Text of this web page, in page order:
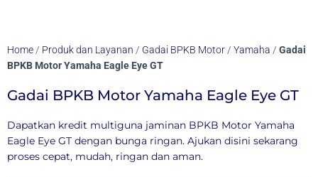
Home / Produk dan Layanan / Gadai BPKB Motor / Yamaha / Gadai
BPKB Motor Yamaha Eagle Eye GT
Gadai BPKB Motor Yamaha Eagle Eye GT
Dapatkan kredit multiguna jaminan BPKB Motor Yamaha
Eagle Eye GT dengan bunga ringan. Ajukan disini sekarang
proses cepat, mudah, ringan dan aman.